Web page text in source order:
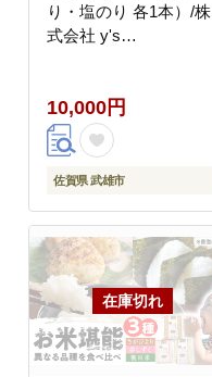
り・塩のり 各1本）/株
式会社 y's
10,000円
佐賀県 武雄市